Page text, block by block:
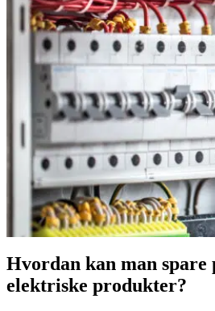
Hvordan kan man spare
elektriske produkter?